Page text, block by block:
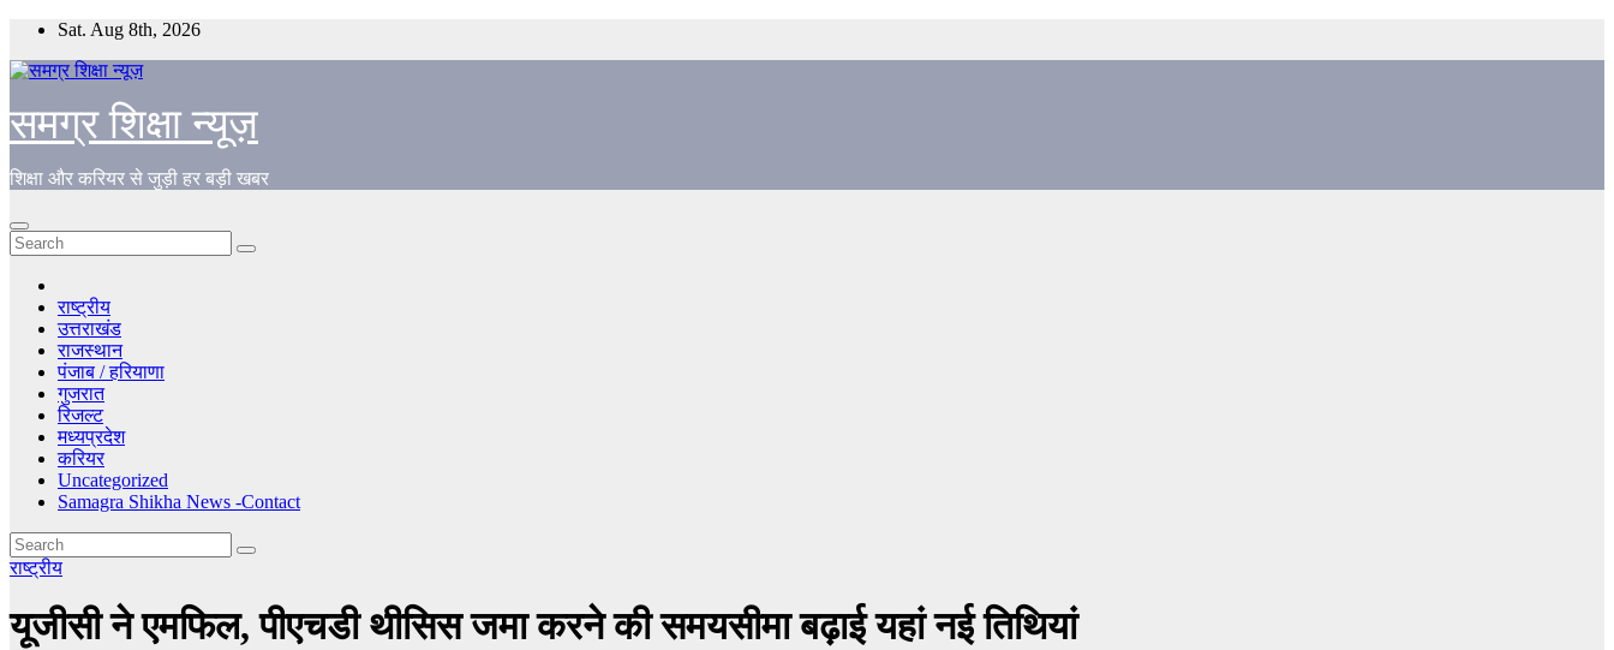
Skip
content
Sat. Aug 8th, 2026
समग्र शिक्षा न्यूज़
शिक्षा और करियर से जुड़ी हर बड़ी खबर
राष्ट्रीय
उत्तराखंड
राजस्थान
पंजाब / हरियाणा
गुजरात
रिजल्ट
मध्यप्रदेश
करियर
Uncategorized
Samagra Shikha News -Contact
राष्ट्रीय
यूजीसी ने एमफिल, पीएचडी थीसिस जमा करने की समयसीमा बढ़ाई यहां नई तिथियां